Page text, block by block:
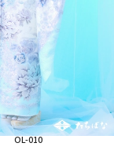
OL-010